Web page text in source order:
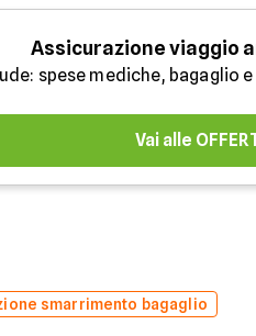
Assicurazione viaggio
spese mediche, bagaglio
Vai alle
smarrimento bagaglio